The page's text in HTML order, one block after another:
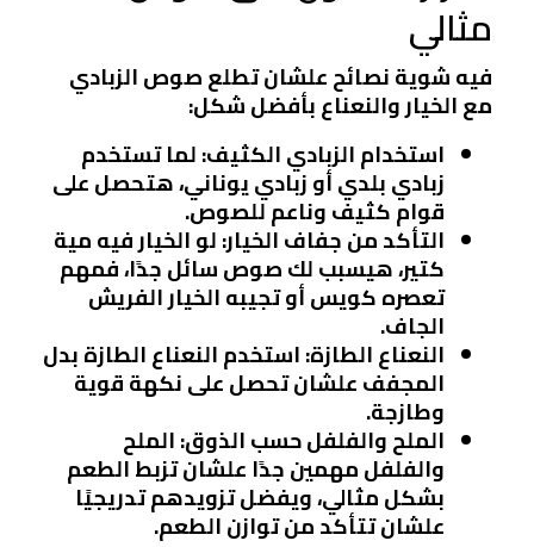
مثالي
فيه شوية نصائح علشان تطلع صوص الزبادي
مع الخيار والنعناع بأفضل شكل:
استخدام الزبادي الكثيف: لما تستخدم
زبادي بلدي أو زبادي يوناني، هتحصل على
قوام كثيف وناعم للصوص.
التأكد من جفاف الخيار: لو الخيار فيه مية
كتير، هيسبب لك صوص سائل جدًا، فمهم
تعصره كويس أو تجيبه الخيار الفريش
الجاف.
النعناع الطازة: استخدم النعناع الطازة بدل
المجفف علشان تحصل على نكهة قوية
وطازجة.
الملح والفلفل حسب الذوق: الملح
والفلفل مهمين جدًا علشان تزبط الطعم
بشكل مثالي، ويفضل تزويدهم تدريجيًا
علشان تتأكد من توازن الطعم.